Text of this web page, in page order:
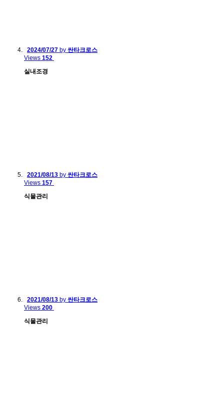
2024/07/27 by 싼타크로스
Views 152
실내조경
2021/08/13 by 싼타크로스
Views 157
식물관리
2021/08/13 by 싼타크로스
Views 200
식물관리